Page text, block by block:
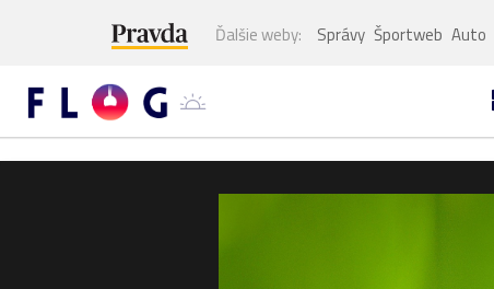
Ďalšie weby: Správy Športweb Auto